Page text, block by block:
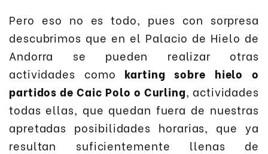
Pero eso no es todo, pues con sorpresa
descubrimos que en el Palacio de Hielo de
Andorra se pueden realizar otras
actividades como karting sobre hielo o
partidos de Caic Polo o Curling, actividades
todas ellas, que quedan fuera de nuestras
apretadas posibilidades horarias, que ya
resultan suficientemente llenas de